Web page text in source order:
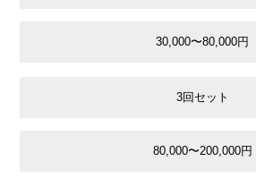
30,000〜80,000円
3回セット
80,000〜200,000円